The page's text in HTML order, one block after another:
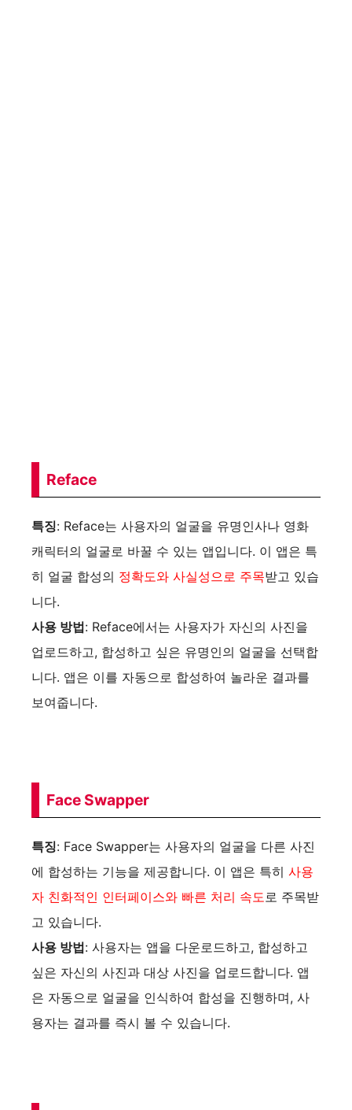
Reface
특징: Reface는 사용자의 얼굴을 유명인사나 영화
캐릭터의 얼굴로 바꿀 수 있는 앱입니다. 이 앱은 특
히 얼굴 합성의 정확도와 사실성으로 주목받고 있습
니다.
사용 방법: Reface에서는 사용자가 자신의 사진을
업로드하고, 합성하고 싶은 유명인의 얼굴을 선택합
니다. 앱은 이를 자동으로 합성하여 놀라운 결과를
보여줍니다.
Face Swapper
특징: Face Swapper는 사용자의 얼굴을 다른 사진
에 합성하는 기능을 제공합니다. 이 앱은 특히 사용
자 친화적인 인터페이스와 빠른 처리 속도로 주목받
고 있습니다.
사용 방법: 사용자는 앱을 다운로드하고, 합성하고
싶은 자신의 사진과 대상 사진을 업로드합니다. 앱
은 자동으로 얼굴을 인식하여 합성을 진행하며, 사
용자는 결과를 즉시 볼 수 있습니다.